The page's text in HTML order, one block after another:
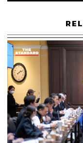
ลดการพูดซ้ำเรื่
ความทรงจำแ
จัดกิจกรรมที่ช่ว
ชอบ ผ่อนคลาย
สามารถควบคุม
สภาพจิตใจให้กลั
หากพ่อแม่หรือผู้ปกค
หรือพฤติกรรมของเด็
ควรขอคำปรึกษาจาก